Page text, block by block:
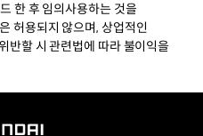
한 후 임의사용하는 것을
허용되지 않으며, 상업적인
반할 시 관련법에 따라 불이익을